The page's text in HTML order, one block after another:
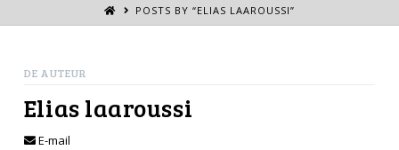
POSTS BY “ELIAS LAAROUSSI”
DE AUTEUR
Elias laaroussi
E-mail